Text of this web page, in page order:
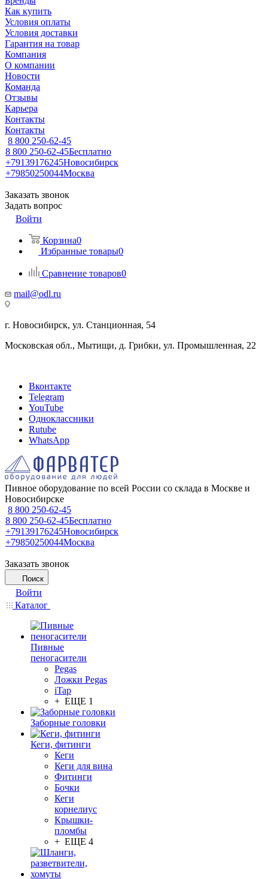
Как купить
Условия оплаты
Условия доставки
Гарантия на товар
Компания
О компании
Новости
Команда
Отзывы
Карьера
Контакты
Контакты
8 800 250-62-45
8 800 250-62-45Бесплатно
+79139176245Новосибирск
+79850250044Москва
Заказать звонок
Задать вопрос
Войти
Корзина0
Избранные товары0
Сравнение товаров0
mail@odl.ru
г. Новосибирск, ул. Станционная, 54
Московская обл., Мытищи, д. Грибки, ул. Промышленная, 22
Вконтакте
Telegram
YouTube
Одноклассники
Rutube
WhatsApp
Пивное оборудование по всей России со склада в Москве и
Новосибирске
8 800 250-62-45
8 800 250-62-45Бесплатно
+79139176245Новосибирск
+79850250044Москва
Заказать звонок
Поиск
Войти
Каталог
Пивные
пеногасители
Pegas
Ложки Pegas
iTap
+ ЕЩЕ 1
Заборные головки
Кеги, фитинги
Кеги
Кеги для вина
Фитинги
Бочки
Кеги
корнелиус
Крышки-
пломбы
+ ЕЩЕ 4